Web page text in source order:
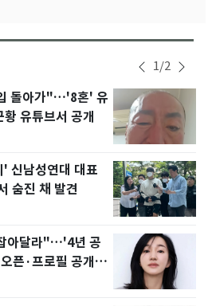
1/2
돌아가"…'8혼' 유
유튜브서 공개
신남성연대 대표
숨진 채 발견
아달라"…'4년 공
픈·프로필 공개